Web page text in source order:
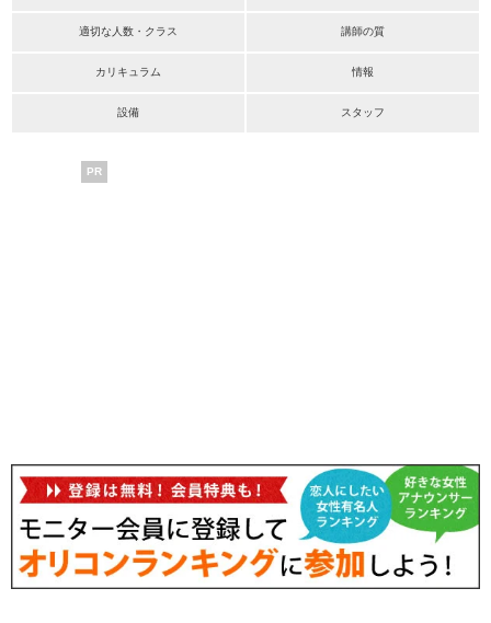
適切な人数・クラス 講師の質
カリキュラム 情報
設備 スタッフ
PR